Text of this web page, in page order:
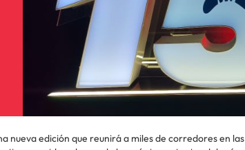
nueva edición que reunirá a miles de corredores en las